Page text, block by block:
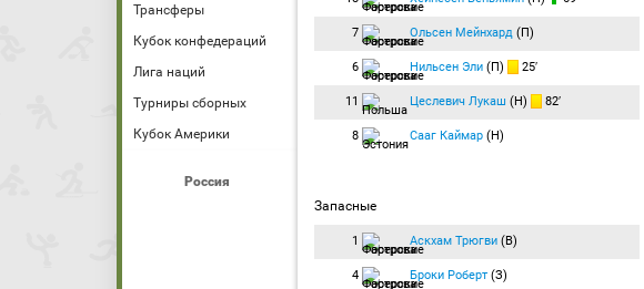
Трансферы
Кубок конфедераций
Лига наций
Турниры сборных
Кубок Америки
Россия
7 Ольсен Мейнхард (П)
6 Нильсен Эли (П) 25′
11 Цеслевич Лукаш (Н) 82′
8 Сааг Каймар (Н)
Запасные
1 Аскхам Трюгви (В)
4 Броки Роберт (З)